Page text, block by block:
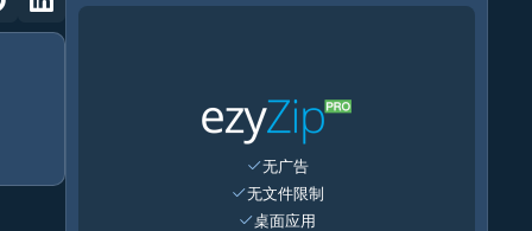
无广告
无文件限制
桌面应用